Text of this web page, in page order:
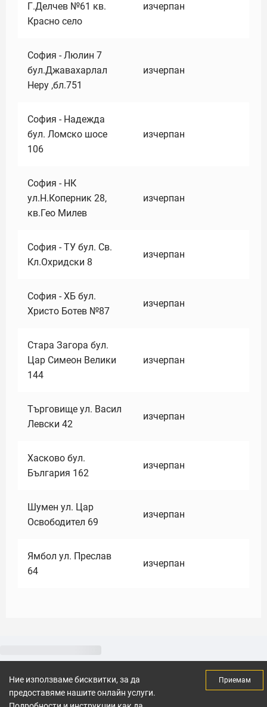
Г.Делчев №61 кв.
Красно село
изчерпан
София - Люлин 7
бул.Джавахарлал
Неру ,бл.751
изчерпан
София - Надежда
бул. Ломско шосе
106
изчерпан
София - НК
ул.Н.Коперник 28,
кв.Гео Милев
изчерпан
София - ТУ бул. Св.
Кл.Охридски 8
изчерпан
София - ХБ бул.
Христо Ботев №87
изчерпан
Стара Загора бул.
Цар Симеон Велики
144
изчерпан
Търговище ул. Васил
Левски 42
изчерпан
Хасково бул.
България 162
изчерпан
Шумен ул. Цар
Освободител 69
изчерпан
Ямбол ул. Преслав
64
изчерпан
Ние използваме бисквитки, за да
предоставяме нашите онлайн услуги.
Приемам